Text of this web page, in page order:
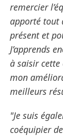
remercier
apporté tout
présent et
J’apprends
à saisir
mon
meilleurs
"Je suis
coéquipier